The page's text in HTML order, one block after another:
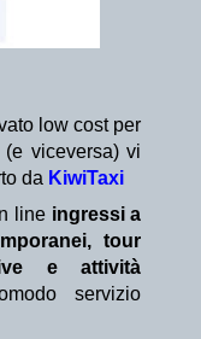
low cost per
(e viceversa) vi
da KiwiTaxi
line ingressi a
tour
e attività
servizio